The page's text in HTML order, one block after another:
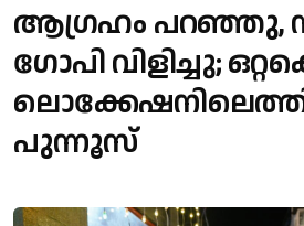
ആ​ഗ്രഹം പറഞ്ഞു,
ഗോപി വിളിച്ചു;
പുന്നൂസ്